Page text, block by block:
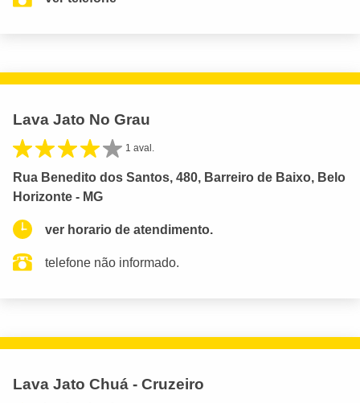
Lava Jato No Grau
1 aval.
Rua Benedito dos Santos, 480, Barreiro de Baixo, Belo
Horizonte - MG
ver horario de atendimento.
telefone não informado.
Lava Jato Chuá - Cruzeiro